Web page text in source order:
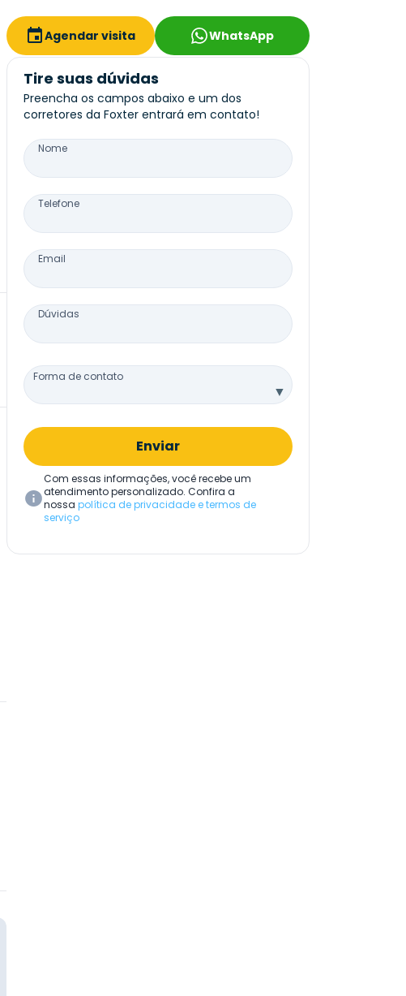
Agendar visita WhatsApp
Tire suas dúvidas
Preencha os campos abaixo e um dos
corretores da Foxter entrará em contato!
Nome
Telefone
Email
Dúvidas
Forma de contato
▼
Enviar
Com essas informações, você recebe um
atendimento personalizado. Confira a
nossa política de privacidade e termos de
serviço